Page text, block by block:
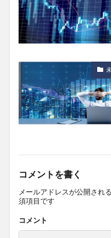
コメントを書く
メールアドレスが公開され
須項目です
コメント